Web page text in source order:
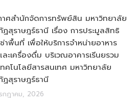
าศสำนักจัดการทรัพย์สิน มหาวิทยาลัย
ฏสุราษฎร์ธานี เรื่อง การประมูลสิทธิ
ช่าพื้นที่ เพื่อให้บริการจำหน่ายอาหาร
ละเครื่องดื่ม บริเวณอาคารเรีนยรวม
ทคโนโลยีสารสนเทศ มหาวิทยาลัย
ฏสุราษฎร์ธานี
กฎาคม, 2026